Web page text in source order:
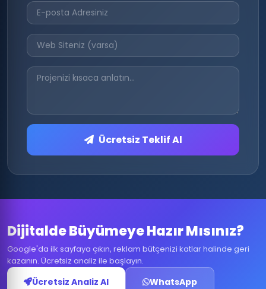
Ücretsiz Teklif Al
Dijitalde Büyümeye Hazır Mısınız?
Google'da ilk sayfaya çıkın, reklam bütçenizi katlar halinde geri
kazanın. Ücretsiz analiz ile başlayın.
Ücretsiz Analiz Al WhatsApp